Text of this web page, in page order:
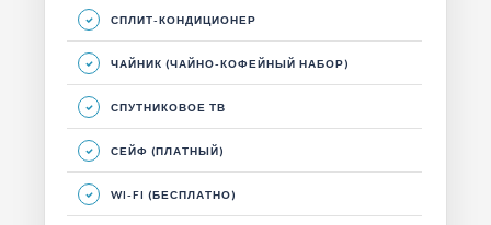
СПЛИТ-КОНДИЦИОНЕР
ЧАЙНИК (ЧАЙНО-КОФЕЙНЫЙ НАБОР)
СПУТНИКОВОЕ ТВ
СЕЙФ (ПЛАТНЫЙ)
WI-FI (БЕСПЛАТНО)